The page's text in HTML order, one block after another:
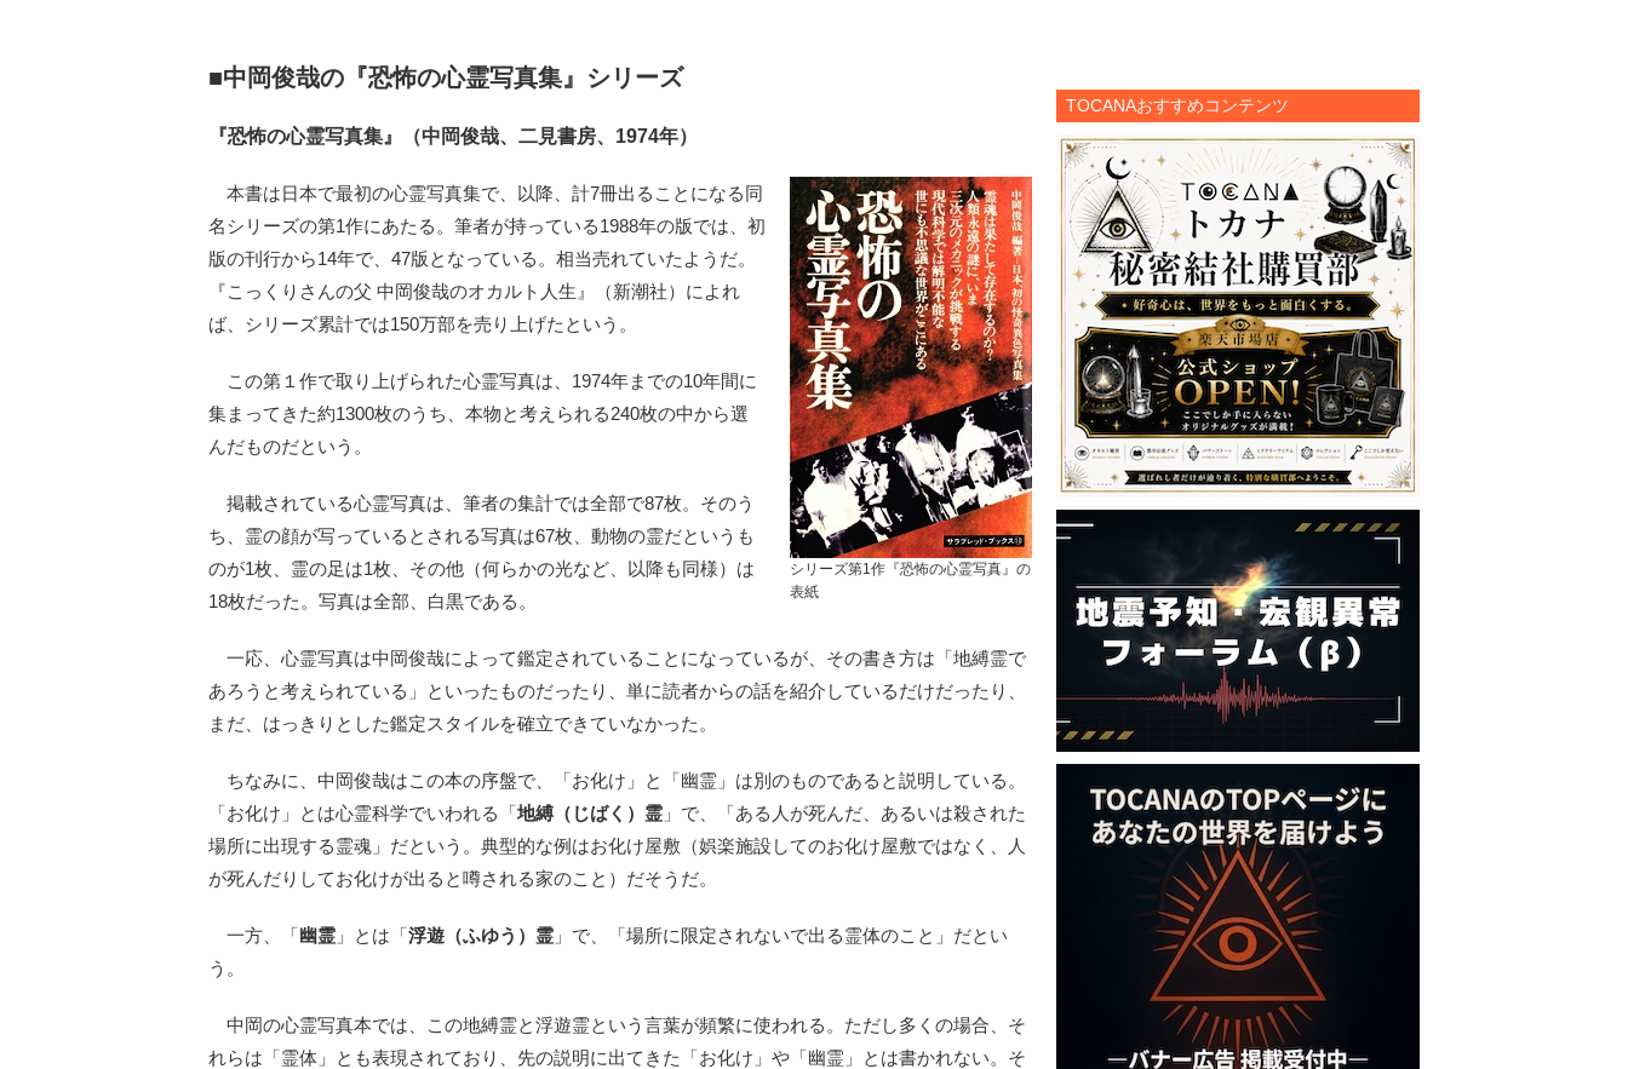
■中岡俊哉の『恐怖の心霊写真集』シリーズ
『恐怖の心霊写真集』（中岡俊哉、二見書房、1974年）
シリーズ第1作『恐怖の心霊写真』の
表紙
本書は日本で最初の心霊写真集で、以降、計7冊出ることになる同
名シリーズの第1作にあたる。筆者が持っている1988年の版では、初
版の刊行から14年で、47版となっている。相当売れていたようだ。
『こっくりさんの父 中岡俊哉のオカルト人生』（新潮社）によれ
ば、シリーズ累計では150万部を売り上げたという。
この第１作で取り上げられた心霊写真は、1974年までの10年間に
集まってきた約1300枚のうち、本物と考えられる240枚の中から選
んだものだという。
掲載されている心霊写真は、筆者の集計では全部で87枚。そのう
ち、霊の顔が写っているとされる写真は67枚、動物の霊だというも
のが1枚、霊の足は1枚、その他（何らかの光など、以降も同様）は
18枚だった。写真は全部、白黒である。
一応、心霊写真は中岡俊哉によって鑑定されていることになっているが、その書き方は「地縛霊で
あろうと考えられている」といったものだったり、単に読者からの話を紹介しているだけだったり、
まだ、はっきりとした鑑定スタイルを確立できていなかった。
ちなみに、中岡俊哉はこの本の序盤で、「お化け」と「幽霊」は別のものであると説明している。
「お化け」とは心霊科学でいわれる「地縛（じばく） 霊 」で、「ある人が死んだ、あるいは殺された
場所に出現する霊魂」だという。典型的な例はお化け屋敷（娯楽施設してのお化け屋敷ではなく、人
が死んだりしてお化けが出ると噂される家のこと）だそうだ。
一方、「幽霊 」とは「浮遊（ふゆう）霊 」で、「場所に限定されないで出る霊体のこと」だとい
う。
中岡の心霊写真本では、この地縛霊と浮遊霊という言葉が頻繁に使われる。ただし多くの場合、そ
れらは「霊体」とも表現されており、先の説明に出てきた「お化け」や「幽霊」とは書かれない。そ
TOCANAおすすめコンテンツ